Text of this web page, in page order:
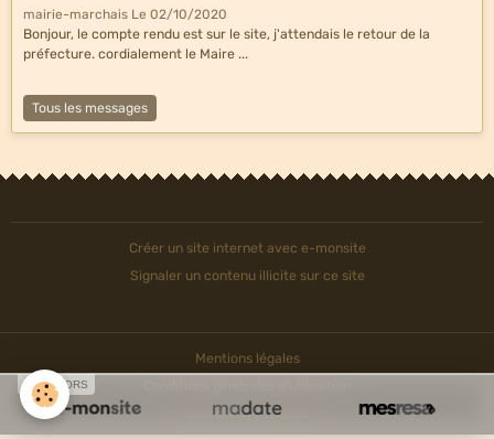
mairie-marchais Le 02/10/2020
Bonjour, le compte rendu est sur le site, j'attendais le retour de la
préfecture. cordialement le Maire ...
Tous les messages
Créer un site internet avec e-monsite
Signaler un contenu illicite sur ce site
Mentions légales
Gestion des cookies
SPONSORS